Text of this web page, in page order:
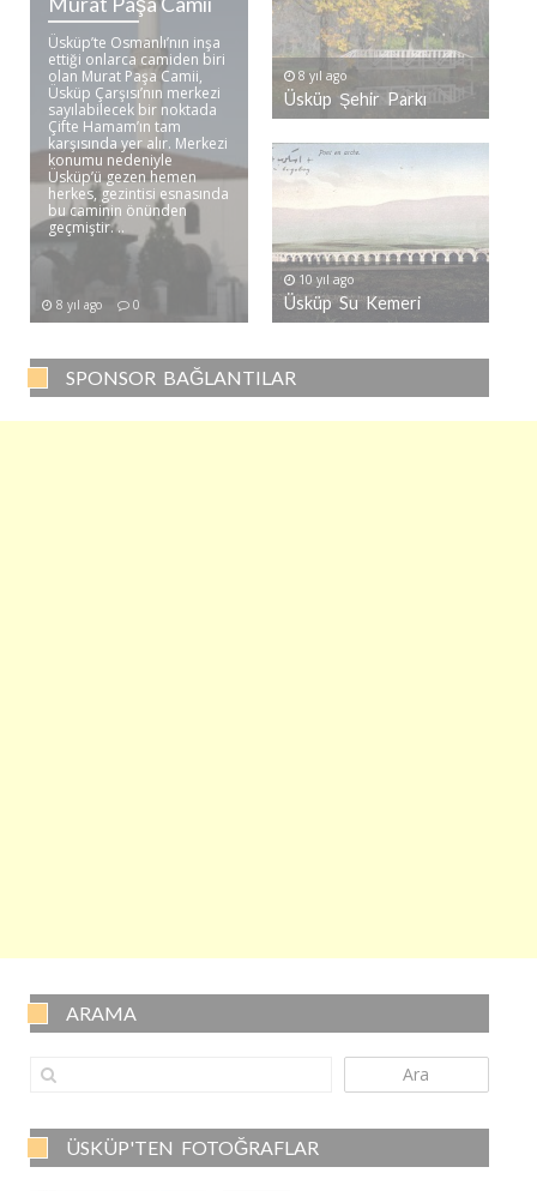
Üsküp’te Osmanlı’nın inşa
ettiği onlarca camiden biri
olan Murat Paşa Camii,
Üsküp Çarşısı’nın merkezi
sayılabilecek bir noktada
Çifte Hamam’ın tam
karşısında yer alır. Merkezi
konumu nedeniyle
Üsküp’ü gezen hemen
herkes, gezintisi esnasında
bu caminin önünden
geçmiştir. ..
8 yıl ago 0
8 yıl ago
Üsküp Şehir Parkı
10 yıl ago
Üsküp Su Kemeri
SPONSOR BAĞLANTILAR
ARAMA
Ara
ÜSKÜP'TEN FOTOĞRAFLAR